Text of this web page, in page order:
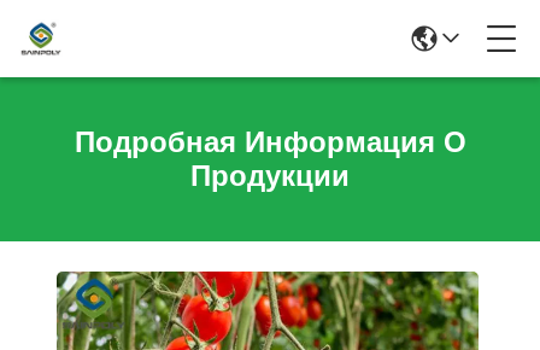
Подробная Информация О
Продукции